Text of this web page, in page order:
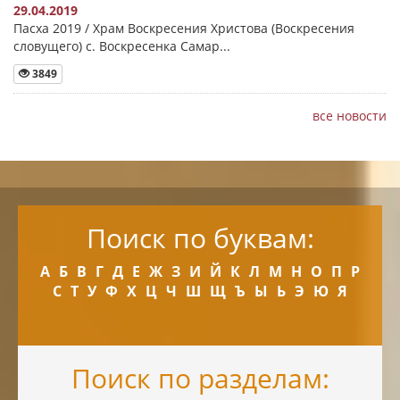
29.04.2019
Пасха 2019 / Храм Воскресения Христова (Воскресения
словущего) с. Воскресенка Самар...
3849
все новости
Поиск по буквам:
А Б В Г Д Е Ж З И Й К Л М Н О П Р
С Т У Ф Х Ц Ч Ш Щ Ъ Ы Ь Э Ю Я
Поиск по разделам: